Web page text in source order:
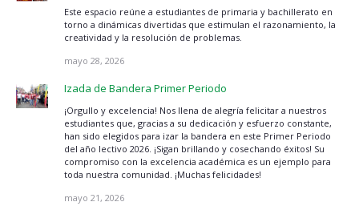
Este espacio reúne a estudiantes de primaria y bachillerato en
torno a dinámicas divertidas que estimulan el razonamiento, la
creatividad y la resolución de problemas.
mayo 28, 2026
Izada de Bandera Primer Periodo
¡Orgullo y excelencia! Nos llena de alegría felicitar a nuestros
estudiantes que, gracias a su dedicación y esfuerzo constante,
han sido elegidos para izar la bandera en este Primer Periodo
del año lectivo 2026. ¡Sigan brillando y cosechando éxitos! Su
compromiso con la excelencia académica es un ejemplo para
toda nuestra comunidad. ¡Muchas felicidades!
mayo 21, 2026